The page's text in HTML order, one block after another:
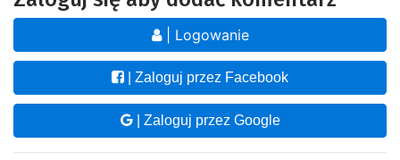
| Logowanie
| Zaloguj przez Facebook
| Zaloguj przez Google